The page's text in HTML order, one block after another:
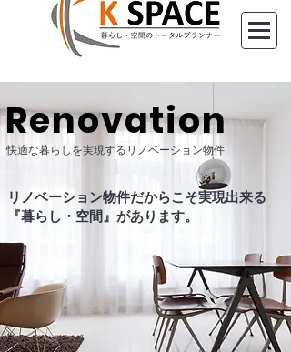
​Renovation
​快適な暮らしを実現するリノベーション物件
リノベーション物件だからこそ実現出来る
『暮らし・空間』があります。